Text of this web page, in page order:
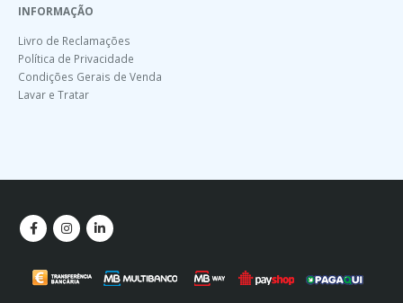
INFORMAÇÃO
Livro de Reclamações
Política de Privacidade
Condições Gerais de Venda
Lavar e Tratar